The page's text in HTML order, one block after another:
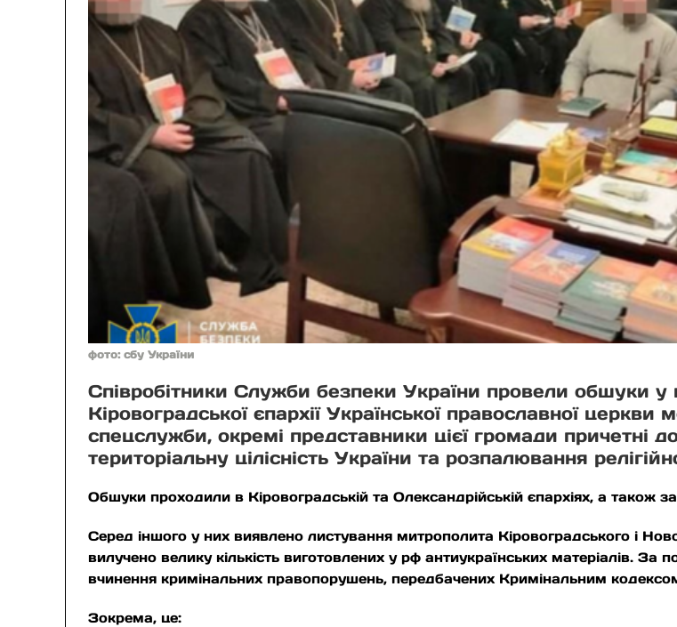
фото: сбу України
Співробітники Служби безпеки України провели обшуки у
Кіровоградської єпархії Української православної
спецслужби, окремі представники цієї громади причетні
територіальну цілісність України та розпалювання
Обшуки проходили в Кіровоградській та Олександрійській єпархіях, а також
Серед іншого у них виявлено листування митрополита Кіровоградського і
вилучено велику кількість виготовлених у рф антиукраїнських матеріалів. За
вчинення кримінальних правопорушень, передбачених Кримінальним
Зокрема, це: